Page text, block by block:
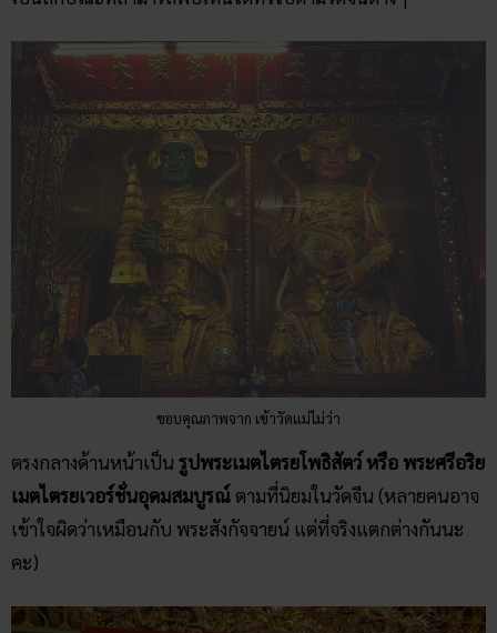
ขอบคุณภาพจาก เข้าวัดแม่ไม่ว่า
ตรงกลางด้านหน้าเป็น รูปพระเมตไตรยโพธิสัตว์ หรือ พระศรีอริย
เมตไตรยเวอร์ชั่นอุดมสมบูรณ์ ตามที่นิยมในวัดจีน (หลายคนอาจ
เข้าใจผิดว่าเหมือนกับ พระสังกัจจายน์ แต่ที่จริงแตกต่างกันนะ
คะ)